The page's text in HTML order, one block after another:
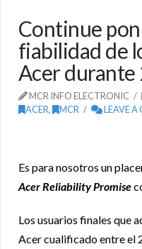
Continue
fiabilidad de
Acer durante
MCR INFO ELECTRONIC
ACER, MCR LEAVE A
Es para nosotros un
Acer Reliability Promise
Los usuarios finales que
Acer cualificado entre el